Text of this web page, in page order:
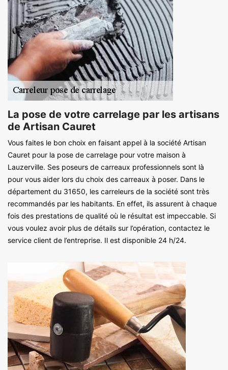
La pose de votre carrelage par les artisans
de Artisan Cauret
Vous faites le bon choix en faisant appel à la société Artisan
Cauret pour la pose de carrelage pour votre maison à
Lauzerville. Ses poseurs de carreaux professionnels sont là
pour vous aider lors du choix des carreaux à poser. Dans le
département du 31650, les carreleurs de la société sont très
recommandés par les habitants. En effet, ils assurent à chaque
fois des prestations de qualité où le résultat est impeccable. Si
vous voulez avoir plus de détails sur l’opération, contactez le
service client de l’entreprise. Il est disponible 24 h/24.